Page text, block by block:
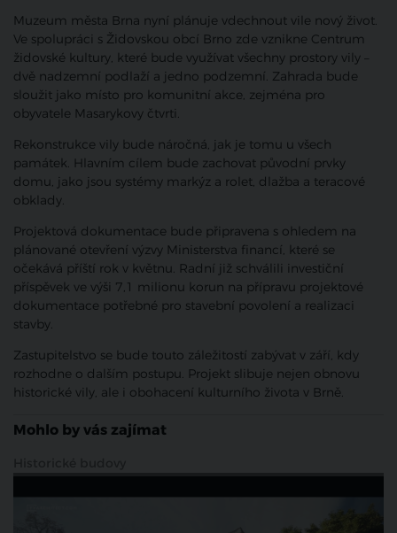
Muzeum města Brna nyní plánuje vdechnout vile nový život.
Ve spolupráci s Židovskou obcí Brno zde vznikne Centrum
židovské kultury, které bude využívat všechny prostory vily –
dvě nadzemní podlaží a jedno podzemní. Zahrada bude
sloužit jako místo pro komunitní akce, zejména pro
obyvatele Masarykovy čtvrti.
Rekonstrukce vily bude náročná, jak je tomu u všech
památek. Hlavním cílem bude zachovat původní prvky
domu, jako jsou systémy markýz a rolet, dlažba a teracové
obklady.
Projektová dokumentace bude připravena s ohledem na
plánované otevření výzvy Ministerstva financí, které se
očekává příští rok v květnu. Radní již schválili investiční
příspěvek ve výši 7,1 milionu korun na přípravu projektové
dokumentace potřebné pro stavební povolení a realizaci
stavby.
Zastupitelstvo se bude touto záležitostí zabývat v září, kdy
rozhodne o dalším postupu. Projekt slibuje nejen obnovu
historické vily, ale i obohacení kulturního života v Brně.
Mohlo by vás zajímat